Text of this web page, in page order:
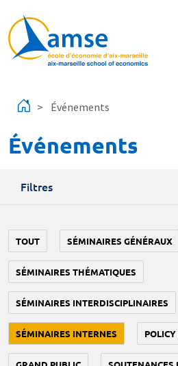
Événements
Événements
Filtres
TOUT SÉMINAIRES GÉNÉRAUX
SÉMINAIRES THÉMATIQUES
SÉMINAIRES INTERDISCIPLINAIRES
SÉMINAIRES INTERNES POLICY